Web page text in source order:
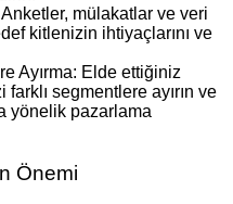
Anketler, mülakatlar ve veri
kitlenizin ihtiyaçlarını ve
Ayırma: Elde ettiğiniz
segmentlere ayırın ve
yönelik pazarlama
Önemi